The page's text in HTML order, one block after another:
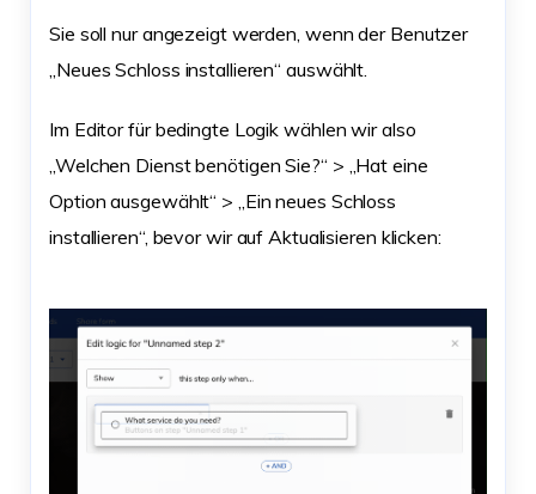
Sie soll nur angezeigt werden, wenn der Benutzer
„Neues Schloss installieren“ auswählt.
Im Editor für bedingte Logik wählen wir also
„Welchen Dienst benötigen Sie?“ > „Hat eine
Option ausgewählt“ > „Ein neues Schloss
installieren“, bevor wir auf Aktualisieren klicken: